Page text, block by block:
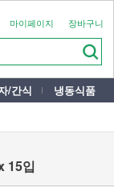
마이페이지 장바구니
/간식 냉동식품
15입